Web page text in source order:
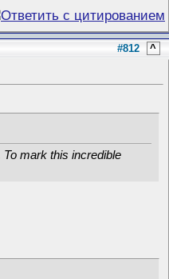
#812 ^
mark this incredible